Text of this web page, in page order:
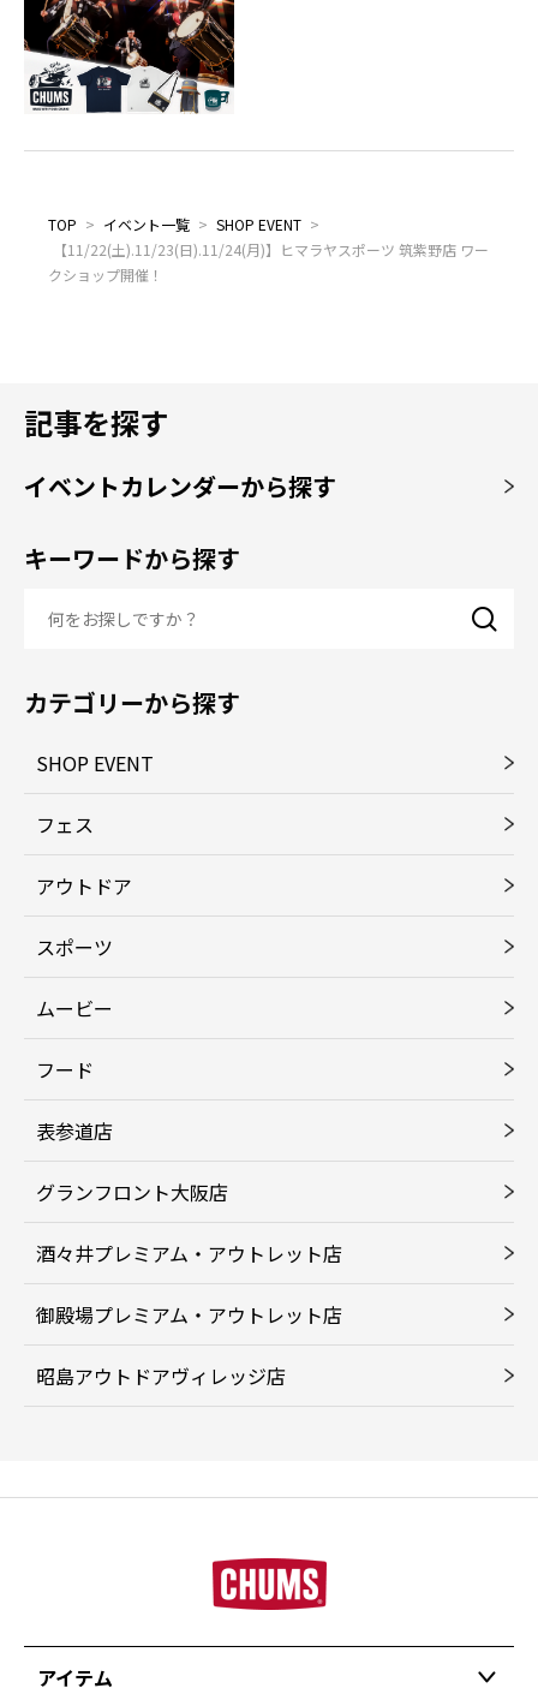
TOP > イベント一覧 > SHOP EVENT >
【11/22(土).11/23(日).11/24(月)】ヒマラヤスポーツ 筑紫野店 ワー
クショップ開催！
記事を探す
イベントカレンダーから探す
キーワードから探す
カテゴリーから探す
SHOP EVENT
フェス
アウトドア
スポーツ
ムービー
フード
表参道店
グランフロント大阪店
酒々井プレミアム・アウトレット店
御殿場プレミアム・アウトレット店
昭島アウトドアヴィレッジ店
アイテム